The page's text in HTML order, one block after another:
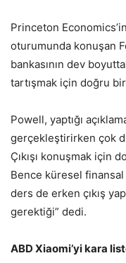
Princeton
oturumunda konuşan
bankasının dev
tartışmak için doğru bir
Powell, yaptığı
gerçekleştirirken çok
Çıkışı konuşmak için
Bence küresel finansal
ders de erken çıkış
gerektiği” dedi.
ABD Xiaomi’yi kara